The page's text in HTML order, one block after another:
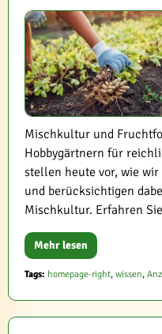
Mischkultur und
Hobbygärtnern für
stellen heute vor, wie
und berücksichtigen
Mischkultur. Erfahren
Mehr lesen
Tags: homepage-right, wissen,